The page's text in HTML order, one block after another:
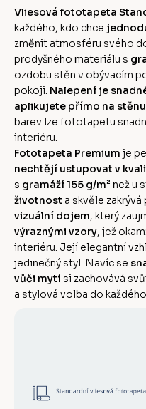
Vliesová fototapeta
každého, kdo chce
změnit atmosféru svého
prodyšného materiálu s
ozdobu stěn v obývacím
pokoji. Nalepení je
aplikujete přímo na stěnu
barev lze fototapetu
interiéru.
Fototapeta Premium je
nechtějí ustupovat v
s gramáží 155 g/m² než u
životnost a skvěle
vizuální dojem, který
výraznými vzory, jež
interiéru. Její elegantní
jedinečný styl. Navíc se
vůči mytí si zachovává
a stylová volba do